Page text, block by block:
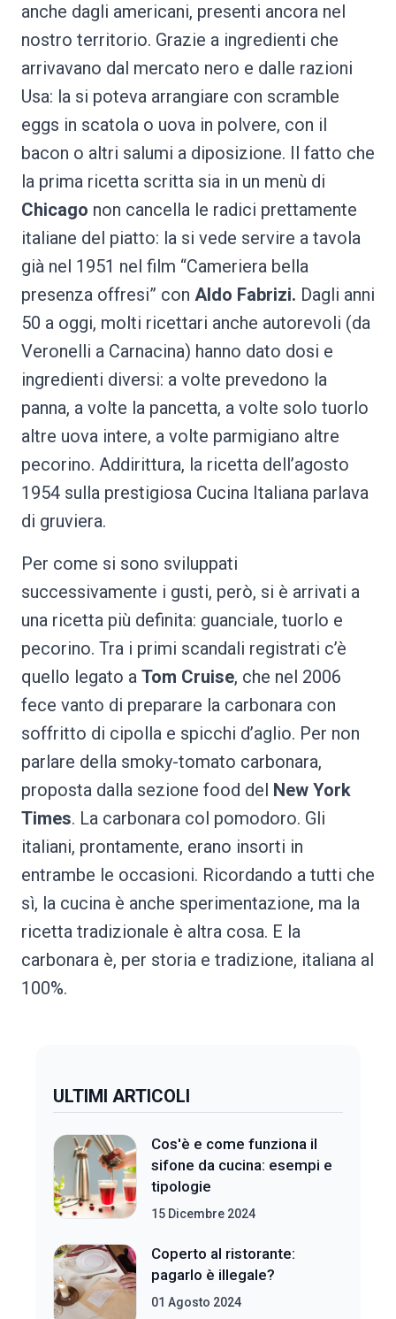
anche dagli americani, presenti ancora nel
nostro territorio. Grazie a ingredienti che
arrivavano dal mercato nero e dalle razioni
Usa: la si poteva arrangiare con scramble
eggs in scatola o uova in polvere, con il
bacon o altri salumi a diposizione. Il fatto che
la prima ricetta scritta sia in un menù di
Chicago non cancella le radici prettamente
italiane del piatto: la si vede servire a tavola
già nel 1951 nel film “Cameriera bella
presenza offresi” con Aldo Fabrizi. Dagli anni
50 a oggi, molti ricettari anche autorevoli (da
Veronelli a Carnacina) hanno dato dosi e
ingredienti diversi: a volte prevedono la
panna, a volte la pancetta, a volte solo tuorlo
altre uova intere, a volte parmigiano altre
pecorino. Addirittura, la ricetta dell’agosto
1954 sulla prestigiosa Cucina Italiana parlava
di gruviera.
Per come si sono sviluppati
successivamente i gusti, però, si è arrivati a
una ricetta più definita: guanciale, tuorlo e
pecorino. Tra i primi scandali registrati c’è
quello legato a Tom Cruise, che nel 2006
fece vanto di preparare la carbonara con
soffritto di cipolla e spicchi d’aglio. Per non
parlare della smoky-tomato carbonara,
proposta dalla sezione food del New York
Times. La carbonara col pomodoro. Gli
italiani, prontamente, erano insorti in
entrambe le occasioni. Ricordando a tutti che
sì, la cucina è anche sperimentazione, ma la
ricetta tradizionale è altra cosa. E la
carbonara è, per storia e tradizione, italiana al
100%.
ULTIMI ARTICOLI
Cos'è e come funziona il
sifone da cucina: esempi e
tipologie
15 Dicembre 2024
Coperto al ristorante:
pagarlo è illegale?
01 Agosto 2024